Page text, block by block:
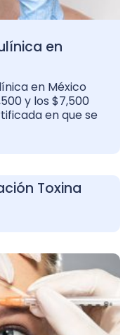
en
en México
y los $7,500
en que se
Toxina